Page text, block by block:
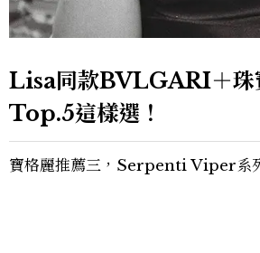
Lisa同款BVLGARI＋珠
Top.5這樣選！
寶格麗推薦三，Serpenti Viper系